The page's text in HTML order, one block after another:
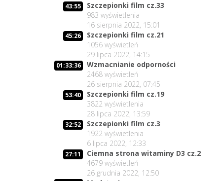
43:55
Szczepionki film cz.33
983 wyświetlenia
16 sierpnia 2022, 15:01
45:26
Szczepionki film cz.21
1056 wyświetleń
29 lipca 2022, 14:15
01:33:36
Wzmacnianie odporności
2468 wyświetleń
26 sierpnia 2022, 07:45
53:40
Szczepionki film cz.19
3822 wyświetlenia
28 lipca 2022, 13:59
32:52
Szczepionki film cz.3
1922 wyświetlenia
6 lipca 2022, 12:33
27:11
Ciemna strona witaminy D3 cz.2
4679 wyświetleń
26 grudnia 2022, 12:50